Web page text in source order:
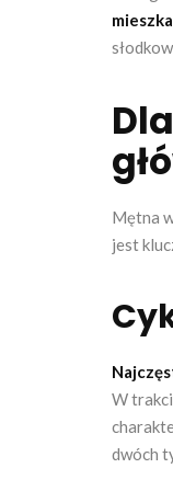
Mętna
jest
W
dwóch